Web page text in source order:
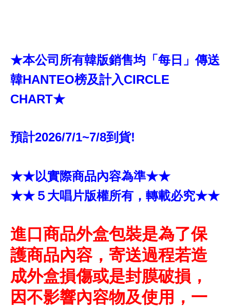
★本公司所有韓版銷售均「每日」傳送
韓HANTEO榜及計入CIRCLE
CHART★
預計2026/7/1~7/8到貨!
★★以實際商品內容為準★★
★★５大唱片版權所有，轉載必究★★
進口商品外盒包裝是為了保
護商品內容，寄送過程若造
成外盒損傷或是封膜破損，
因不影響內容物及使用，一